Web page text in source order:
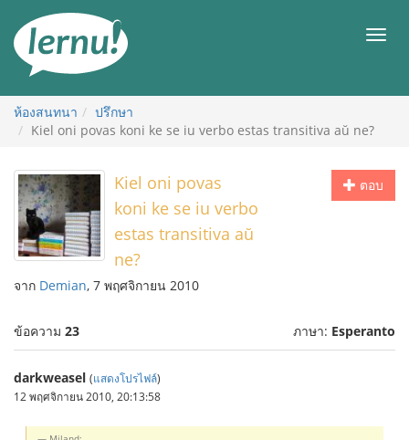
สารบัญ
เมนู
ห้องสนทนา
ปรึกษา
Kiel oni povas koni ke se iu verbo estas transitiva aŭ ne?
ตอบ
Kiel oni povas
koni ke se iu verbo
estas transitiva aŭ
ne?
จาก Demian, 7 พฤศจิกายน 2010
ข้อความ 23 ภาษา: Esperanto
darkweasel (แสดงโปรไฟล์)
12 พฤศจิกายน 2010, 20:13:58